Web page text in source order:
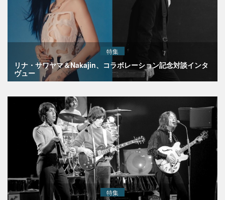
特集
リナ・サワヤマ＆Nakajin、コラボレーション記念対談インタ
ヴュー
特集